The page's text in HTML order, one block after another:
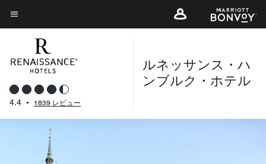
Skip
to
content
メニューのテキスト
4.4 • 1839 レビュー
ルネッサンス・ハ
ンブルク・ホテル